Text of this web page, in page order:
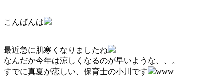
こんばんは
最近急に肌寒くなりましたね
なんだか今年は涼しくなるのが早いような、、。
すでに真夏が恋しい、保育士の小川です
www